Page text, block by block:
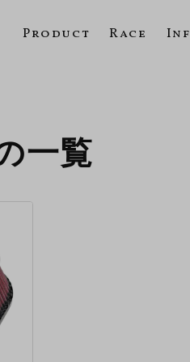
Product Race
一覧